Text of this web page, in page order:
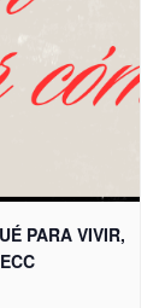
PARA VIVIR,